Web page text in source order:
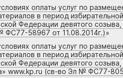
оплаты услуг по
в период
Федерации девятого
ФС77-58967 от 11.08.2014г.)»
оплаты услуг по
в период
Федерации девятого
www.kp.ru (св-во Эл № ФС77-